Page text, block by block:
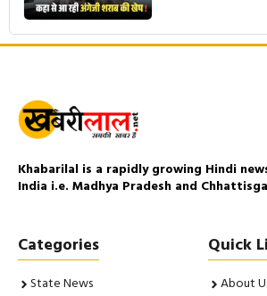
Khabarilal is a rapidly growing Hindi
India i.e. Madhya Pradesh and
Categories
State News
Quick
About